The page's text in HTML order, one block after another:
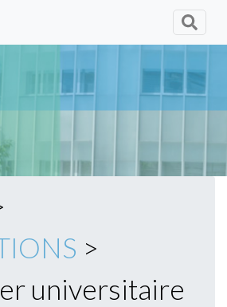
cookies
>
universitaire